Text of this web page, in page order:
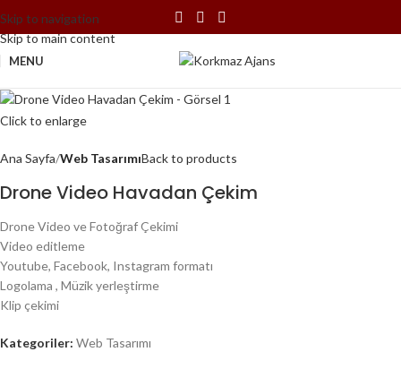
Skip to navigation
Skip to main content
MENU
Click to enlarge
Ana Sayfa Web TasarımıBack to products
Drone Video Havadan Çekim
Drone Video ve Fotoğraf Çekimi
Video editleme
Youtube, Facebook, Instagram formatı
Logolama , Müzik yerleştirme
Klip çekimi
Kategoriler: Web Tasarımı